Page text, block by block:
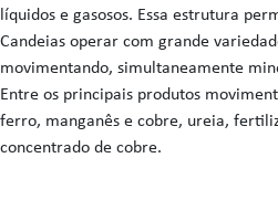
líquidos e gasosos. Essa estrutura
Candeias operar com grande
movimentando, simultaneamente
Entre os principais produtos
ferro, manganês e cobre, ureia,
concentrado de cobre.